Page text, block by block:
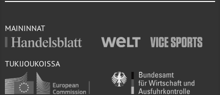
MAININNAT
TUKIJOUKOISSA